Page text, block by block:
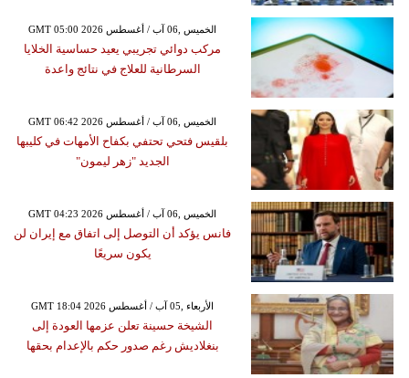
GMT 05:00 2026 الخميس ,06 آب / أغسطس
مركب دوائي تجريبي يعيد حساسية الخلايا
السرطانية للعلاج في نتائج واعدة
GMT 06:42 2026 الخميس ,06 آب / أغسطس
بلقيس فتحي تحتفي بكفاح الأمهات في كليبها
الجديد "زهر ليمون"
GMT 04:23 2026 الخميس ,06 آب / أغسطس
فانس يؤكد أن التوصل إلى اتفاق مع إيران لن
يكون سريعًا
GMT 18:04 2026 الأربعاء ,05 آب / أغسطس
الشيخة حسينة تعلن عزمها العودة إلى
بنغلاديش رغم صدور حكم بالإعدام بحقها